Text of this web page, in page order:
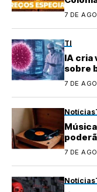
7 DE
TI
IA cria
sobre
7 DE
Notícias
7 DE
Notícias